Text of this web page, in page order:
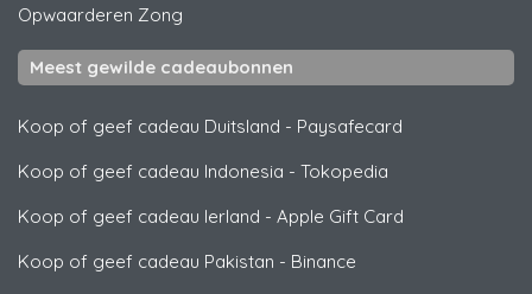
Opwaarderen Zong
Meest gewilde cadeaubonnen
Koop of geef cadeau Duitsland - Paysafecard
Koop of geef cadeau Indonesia - Tokopedia
Koop of geef cadeau Ierland - Apple Gift Card
Koop of geef cadeau Pakistan - Binance